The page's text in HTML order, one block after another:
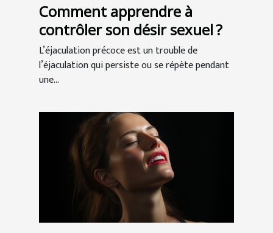
Comment apprendre à
contrôler son désir sexuel ?
L’éjaculation précoce est un trouble de
l’éjaculation qui persiste ou se répète pendant
une...